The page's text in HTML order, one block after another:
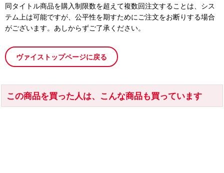
同タイトル商品を購入制限数を超えて複数回注文することは、シス
テム上は可能ですが、公平性を期すためにご注文をお断りする場合
がございます。あしからずご了承ください。
ヴァイストップページに戻る
この商品を買った人は、こんな商品も買っています